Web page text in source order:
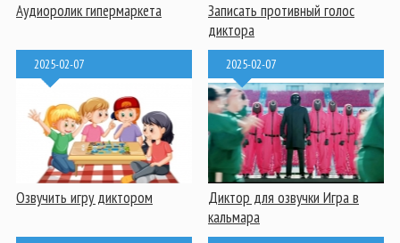
Аудиоролик гипермаркета
Записать противный голос
диктора
2025-02-07
Озвучить игру диктором
2025-02-07
Диктор для озвучки Игра в
кальмара